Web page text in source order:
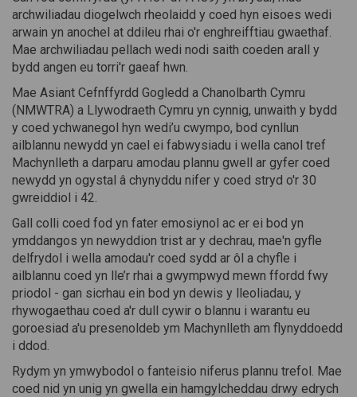
archwiliadau diogelwch rheolaidd y coed hyn eisoes wedi
arwain yn anochel at ddileu rhai o'r enghreifftiau gwaethaf.
Mae archwiliadau pellach wedi nodi saith coeden arall y
bydd angen eu torri'r gaeaf hwn.
Mae Asiant Cefnffyrdd Gogledd a Chanolbarth Cymru
(NMWTRA) a Llywodraeth Cymru yn cynnig, unwaith y bydd
y coed ychwanegol hyn wedi’u cwympo, bod cynllun
ailblannu newydd yn cael ei fabwysiadu i wella canol tref
Machynlleth a darparu amodau plannu gwell ar gyfer coed
newydd yn ogystal â chynyddu nifer y coed stryd o'r 30
gwreiddiol i 42.
Gall colli coed fod yn fater emosiynol ac er ei bod yn
ymddangos yn newyddion trist ar y dechrau, mae'n gyfle
delfrydol i wella amodau'r coed sydd ar ôl a chyfle i
ailblannu coed yn lle’r rhai a gwympwyd mewn ffordd fwy
priodol - gan sicrhau ein bod yn dewis y lleoliadau, y
rhywogaethau coed a'r dull cywir o blannu i warantu eu
goroesiad a'u presenoldeb ym Machynlleth am flynyddoedd
i ddod.
Rydym yn ymwybodol o fanteisio niferus plannu trefol. Mae
coed nid yn unig yn gwella ein hamgylcheddau drwy edrych